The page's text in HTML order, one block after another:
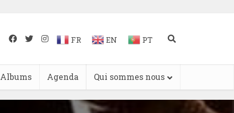
FR EN PT
Albums Agenda Qui sommes nous